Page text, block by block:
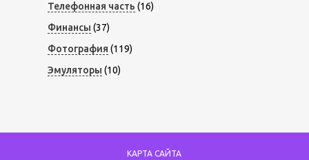
Телефонная часть (16)
Финансы (37)
Фотография (119)
Эмуляторы (10)
КАРТА САЙТА